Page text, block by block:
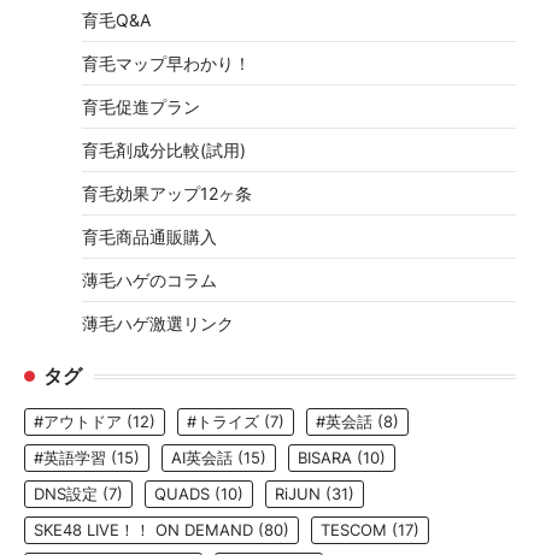
育毛Q&A
育毛マップ早わかり！
育毛促進プラン
育毛剤成分比較(試用)
育毛効果アップ12ヶ条
育毛商品通販購入
薄毛ハゲのコラム
薄毛ハゲ激選リンク
タグ
#アウトドア (12) #トライズ (7) #英会話 (8)
#英語学習 (15) AI英会話 (15) BISARA (10)
DNS設定 (7) QUADS (10) RiJUN (31)
SKE48 LIVE！！ ON DEMAND (80) TESCOM (17)